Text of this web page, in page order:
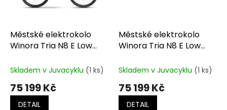
Městské elektrokolo
Winora Tria N8 E Low
Skladem v Juvacyklu (1 ks)
75 199 Kč
DETAIL
Městské elektrokolo
Winora Tria N8 E Low
Skladem v Juvacyklu (1 ks)
75 199 Kč
DETAIL